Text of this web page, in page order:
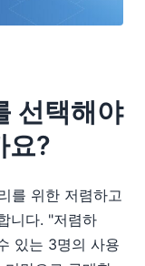
선택해야
요?
를 위한 저렴하고
니다. "저렴하
있는 3명의 사용